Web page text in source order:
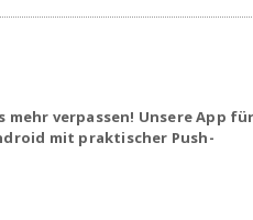
mehr verpassen! Unsere App für
mit praktischer Push-